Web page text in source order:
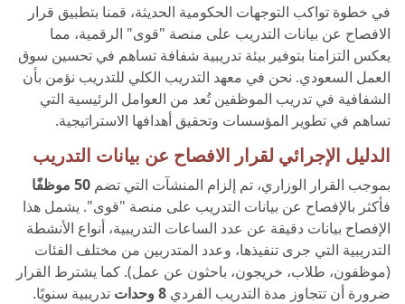
في خطوة تواكب التوجهات الحكومية الحديثة، قمنا بتطبيق قرار
الافصاح عن بيانات التدريب على منصة "قوى" الرقمية، مما
يعكس التزامنا بتوفير بيئة تدريبية شفافة تساهم في تحسين سوق
العمل السعودي. نحن في معهد التدريب الكلي للتدريب نؤمن بأن
الشفافية في تدريب الموظفين تُعد من العوامل الرئيسية التي
تساهم في تطوير المؤسسات وتحقيق أهدافها الاستراتيجية.
الدليل الإجرائي لقرار الافصاح عن بيانات التدريب
بموجب القرار الوزاري، تم إلزام المنشآت التي تضم 50 موظفًا
فأكثر بالإفصاح عن بيانات التدريب على منصة "قوى". يشمل هذا
الإفصاح بيانات دقيقة عن عدد الساعات التدريبية، أنواع الأنشطة
التدريبية التي جرى تنفيذها، وعدد المتدربين من مختلف الفئات
(موظفون، طلاب، خريجون، باحثون عن عمل). كما يشترط القرار
ضرورة أن تتجاوز مدة التدريب الفردي
تدريبية سنويًا.